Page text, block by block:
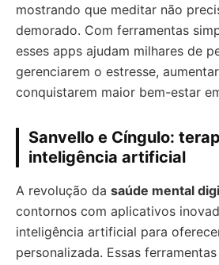
mostrando que meditar não
demorado. Com ferramentas
esses apps ajudam milhares de
gerenciarem o estresse,
conquistarem maior bem-estar
Sanvello e Cíngulo:
inteligência artificial
A revolução da saúde mental
contornos com aplicativos
inteligência artificial para
personalizada. Essas